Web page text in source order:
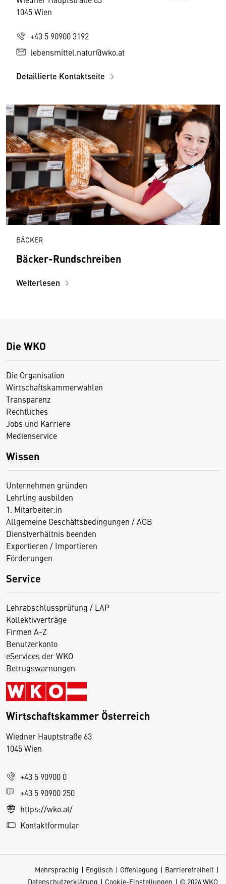
1045 Wien
+43 5 90900 3192
lebensmittel.natur@wko.at
Detaillierte Kontaktseite
BÄCKER
Bäcker-Rundschreiben
Weiterlesen
Die WKO
Die Organisation
Wirtschaftskammerwahlen
Transparenz
Rechtliches
Jobs und Karriere
Medienservice
Wissen
Unternehmen gründen
Lehrling ausbilden
1. Mitarbeiter:in
Allgemeine Geschäftsbedingungen / AGB
Dienstverhältnis beenden
Exportieren / Importieren
Förderungen
Service
Lehrabschlussprüfung / LAP
Kollektivverträge
Firmen A-Z
Benutzerkonto
eServices der WKO
Betrugswarnungen
Wirtschaftskammer Österreich
Wiedner Hauptstraße 63
1045 Wien
+43 5 90900 0
+43 5 90900 250
https://wko.at/
Kontaktformular
Mehrsprachig Englisch Offenlegung
Barrierefreiheit
Datenschutzerklärung
Cookie-Einstellungen © 2026 WKO
D
s
e
S
e